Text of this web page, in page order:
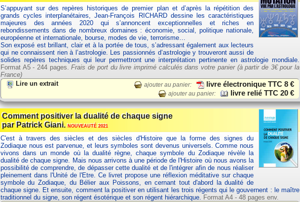
S’appuyant sur des repères historiques de premier plan et d’après la répétition des
grands cycles interplanétaires, Jean-François RICHARD dessine les caractéristiques
majeures des années 2020 qui s’annoncent exceptionnelles et riches en
rebondissements dans de nombreux domaines : économie, social, politique nationale,
européenne et internationale, bourse, modes de vie, terrorisme…
Son exposé est brillant, clair et à la portée de tous, s’adressant également aux lecteurs
qui ne connaissent rien à l’astrologie. Les passionnés d’astrologie y trouveront aussi de
solides repères techniques qui leur permettront une interprétation pertinente en astrologie mondiale.
Format A5 - 244 pages.Frais de port du livre imprimé calculés dans votre panier (à partir de 3€ pour la
France)
Lire un extrait
ajouter au panier: livre électronique TTC8 €
ajouter au panier: livre relié TTC20 €
Comment positiver la dualité de chaque signe
par Patrick Giani.NOUVEAUTÉ 2021
C'est à travers des siècles et des siècles d'Histoire que la forme des signes du
Zodiaque nous est parvenue, et leurs symboles sont devenus universels. Comme nous
vivons dans un monde où la dualité règne, chaque symbole du Zodiaque révèle la
dualité de chaque signe. Mais nous arrivons à une période de l'Histoire où nous avons la
possibilité de comprendre, de dépasser cette dualité et de l'intégrer afin de nous réaliser
pleinement dans l'Unité de l'Etre. Ce livret propose une réflexion méditative sur chaque
symbole du Zodiaque, du Bélier aux Poissons, en cernant tout d'abord la dualité de
chaque signe. Et ensuite, comment la positiver en utilisant les trois régents qui le gouvernent : le maître
traditionnel du signe, son régent ésotérique et son régent hiérarchique. Format A4 - 48 pages env.